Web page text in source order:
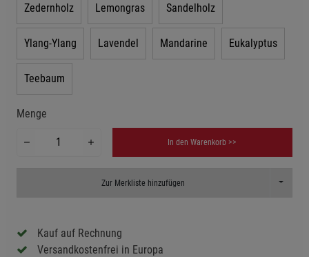
Zedernholz Lemongras Sandelholz
Ylang-Ylang Lavendel Mandarine Eukalyptus
Teebaum
Menge
In den Warenkorb >>
Zur Merkliste hinzufügen Toggle
Kauf auf Rechnung
Versandkostenfrei in Europa